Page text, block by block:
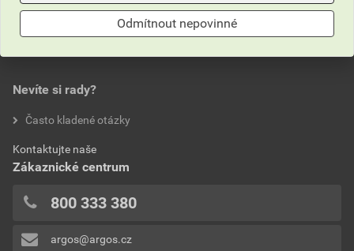
Druh příslušenství Vodicí pouzdro
Příslušenství Ano
Náhradní díl
0,0
hodnotilo 0 uživatelů
Přidávat hodnocení může pouze přihlášený uživatel.
Nevíte si rady?
Často kladené otázky
Kontaktujte naše
Zákaznické centrum
800 333 380
argos@argos.cz
Odmítnout nepovinné